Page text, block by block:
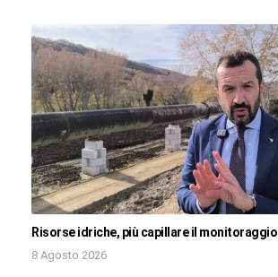
Risorse idriche, più capillare il monitoraggio
8 Agosto 2026